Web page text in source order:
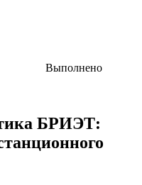
Выполнено
БРИЭТ: